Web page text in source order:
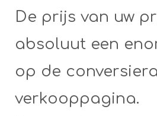
De prijs van uw
absoluut een
op de
verkooppagina.